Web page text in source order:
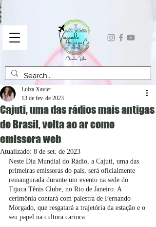
Cajuti, uma das rádios mais antigas
do Brasil, volta ao ar como
emissora web
Luiza Xavier
13 de fev. de 2023
Atualizado: 8 de set. de 2023
Neste Dia Mundial do Rádio, a Cajuti, uma das
primeiras emissoras do país, será oficialmente
reinaugurada durante um evento na sede do
Tijuca Tênis Clube, no Rio de Janeiro. A
cerimônia contará com palestra de Fernando
Morgado, que resgatará a trajetória da estação e o
seu papel na cultura carioca.